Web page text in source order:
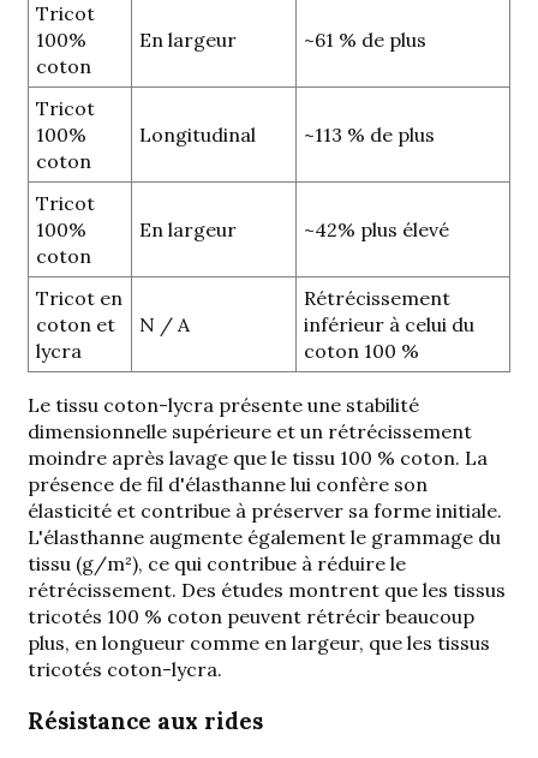
Tricot
100%
coton
En largeur ~61 % de plus
Tricot
100%
coton
Longitudinal ~113 % de plus
Tricot
100%
coton
En largeur ~42% plus élevé
Tricot en
coton et
lycra
N / A
Rétrécissement
inférieur à celui du
coton 100 %
Le tissu coton-lycra présente une stabilité
dimensionnelle supérieure et un rétrécissement
moindre après lavage que le tissu 100 % coton. La
présence de fil d'élasthanne lui confère son
élasticité et contribue à préserver sa forme initiale.
L'élasthanne augmente également le grammage du
tissu (g/m²), ce qui contribue à réduire le
rétrécissement. Des études montrent que les tissus
tricotés 100 % coton peuvent rétrécir beaucoup
plus, en longueur comme en largeur, que les tissus
tricotés coton-lycra.
Résistance aux rides